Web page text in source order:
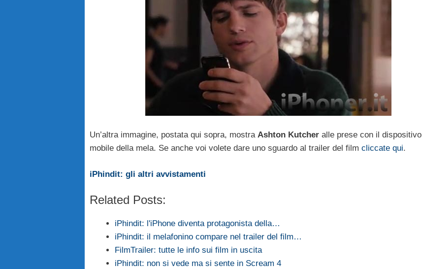
Un’altra immagine, postata qui sopra, mostra Ashton Kutcher alle prese con il dispositivo
mobile della mela. Se anche voi volete dare uno sguardo al trailer del film cliccate qui.
iPhindit: gli altri avvistamenti
Related Posts:
iPhindit: l'iPhone diventa protagonista della…
iPhindit: il melafonino compare nel trailer del film…
FilmTrailer: tutte le info sui film in uscita
iPhindit: non si vede ma si sente in Scream 4